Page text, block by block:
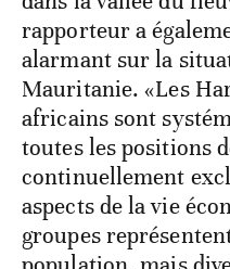
rapporteur a
alarmant sur la
Mauritanie. «Les
africains sont
toutes les positions
continuellement
aspects de la vie
groupes